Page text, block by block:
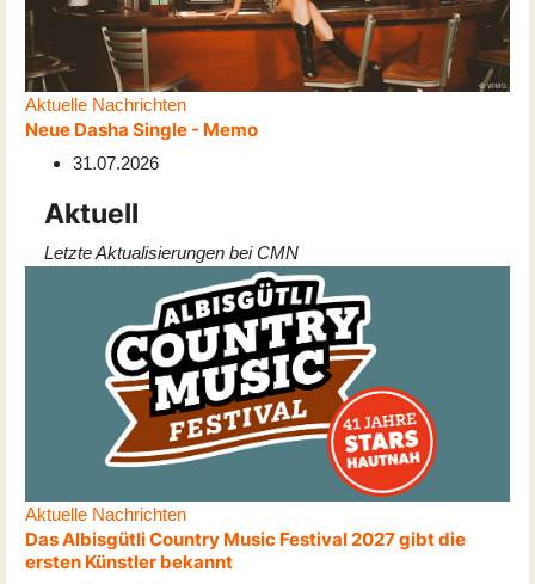
Aktuelle Nachrichten
Neue Dasha Single - Memo
31.07.2026
Aktuell
Letzte Aktualisierungen bei CMN
Aktuelle Nachrichten
Das Albisgütli Country Music Festival 2027 gibt die
ersten Künstler bekannt